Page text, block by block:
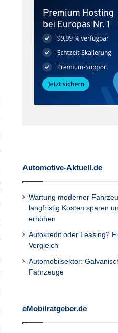
Automotive-Aktuell.de
Wartung moderner
langfristig Kosten sparen
erhöhen
Autokredit oder Leasing?
Vergleich
Automobilsektor:
Fahrzeuge
eMobilratgeber.de